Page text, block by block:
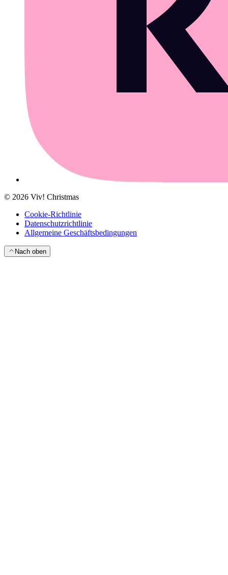
© 2026 Viv! Christmas
Cookie-Richtlinie
Datenschutzrichtlinie
Allgemeine Geschäftsbedingungen
Nach oben